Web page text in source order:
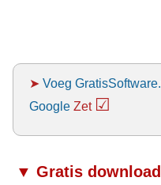
➤ Voeg
Google Zet ☑
▼ Gratis